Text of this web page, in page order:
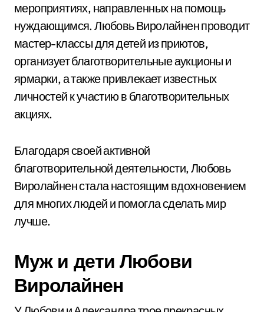
мероприятиях, направленных на помощь
нуждающимся. Любовь Виролайнен проводит
мастер-классы для детей из приютов,
организует благотворительные аукционы и
ярмарки, а также привлекает известных
личностей к участию в благотворительных
акциях.
Благодаря своей активной
благотворительной деятельности, Любовь
Виролайнен стала настоящим вдохновением
для многих людей и помогла сделать мир
лучше.
Муж и дети Любови
Виролайнен